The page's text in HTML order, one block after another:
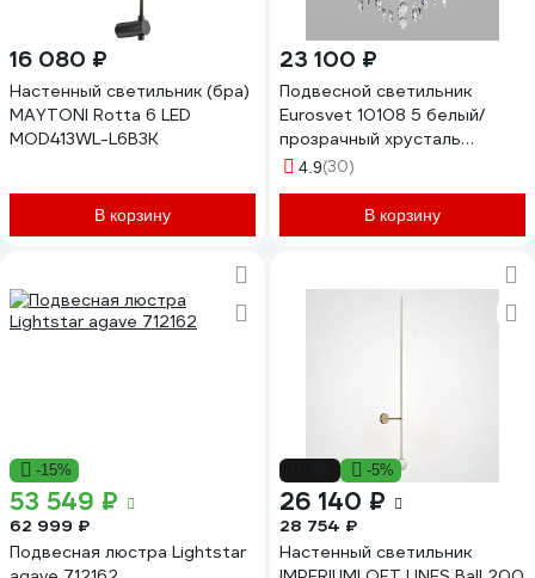
16 080 ₽
Настенный светильник (бра)
MAYTONI Rotta 6 LED
MOD413WL-L6B3K
В корзину
23 100 ₽
Подвесной светильник
Eurosvet 10108 5 белый/
прозрачный хрусталь
Strotskis a045451
4.9(30)
В корзину
-15%
53 549 ₽
62 999 ₽
Подвесная люстра Lightstar
-5%
26 140 ₽
28 754 ₽
Настенный светильник